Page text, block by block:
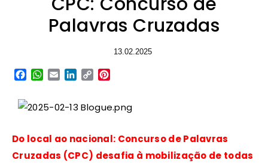
Palavras Cruzadas
13.02.2025
Facebook
WhatsApp
EmailLinkedIn
Copy
Do local ao nacional: Concurso de Palavras
Cruzadas (CPC) desafia à mobilização de todas